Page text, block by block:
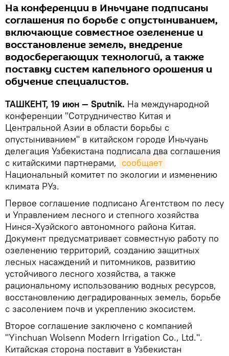
На конференции в Иньчуане подписаны
соглашения по борьбе с опустыниванием,
включающие совместное озеленение и
восстановление земель, внедрение
водосберегающих технологий, а также
поставку систем капельного орошения и
обучение специалистов.
ТАШКЕНТ, 19 июн — Sputnik. На международной
конференции "Сотрудничество Китая и
Центральной Азии в области борьбы с
опустыниванием" в китайском городе Иньчуань
делегация Узбекистана подписала два соглашения
с китайскими партнерами, сообщает
Национальный комитет по экологии и изменению
климата РУз.
Первое соглашение подписано Агентством по лесу
и Управлением лесного и степного хозяйства
Нинся-Хуэйского автономного района Китая.
Документ предусматривает совместную работу по
озеленению территорий, созданию защитных
лесных насаждений и питомников, развитию
устойчивого лесного хозяйства, а также
рациональному использованию водных ресурсов,
восстановлению деградированных земель, борьбе
с засолением почв и укреплению экосистем.
Второе соглашение заключено с компанией
"Yinchuan Wolsenn Modern Irrigation Co., Ltd.".
Китайская сторона поставит в Узбекистан